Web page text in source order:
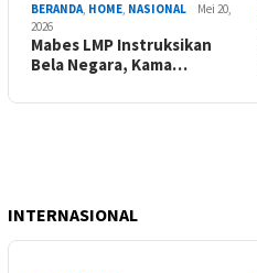
BERANDA, HOME, NASIONAL
Mei 20,
2026
Mabes LMP Instruksikan
Bela Negara, Kama…
INTERNASIONAL